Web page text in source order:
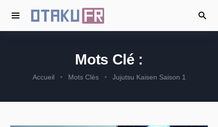
Mots Clé :
Accueil Mots Clès Jujutsu Kaisen Saison 1